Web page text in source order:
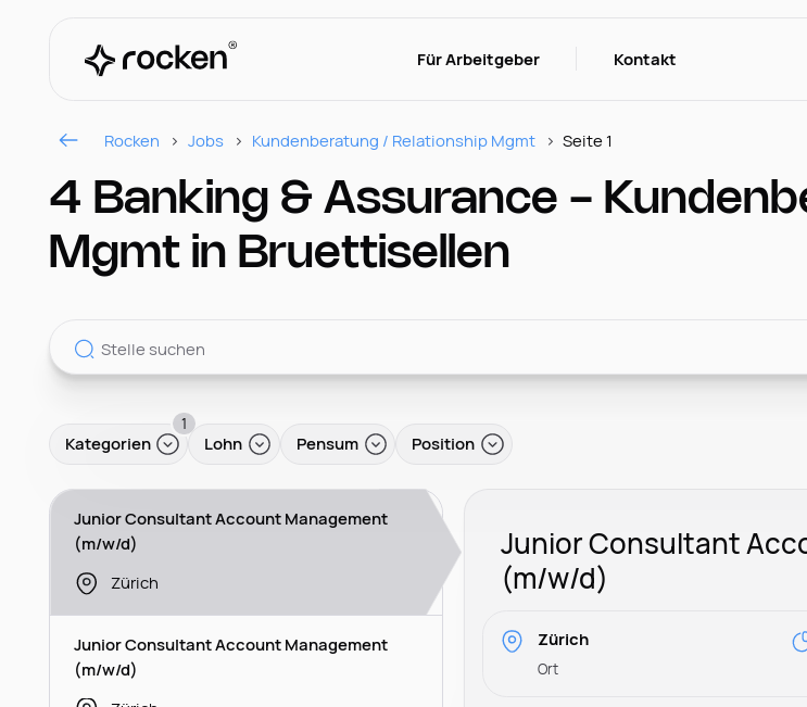
Für Arbeitgeber Kontakt
Rocken Jobs Kundenberatung / Relationship Mgmt Seite 1
4 Banking & Assurance -
Mgmt in Bruettisellen
Kategorien
1
Lohn Pensum Position
Junior Consultant Account Management
(m/w/d)
Zürich
Junior Consultant Account Management
(m/w/d)
Junior Consultant
(m/w/d)
Zürich
Ort